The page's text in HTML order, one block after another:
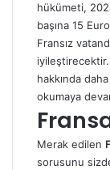
hükümeti,
başına 15
Fransız
iyileştirecektir.
hakkında
okumaya
Merak edilen
sorusunu